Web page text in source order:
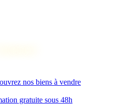
nos biens à vendre
gratuite sous 48h